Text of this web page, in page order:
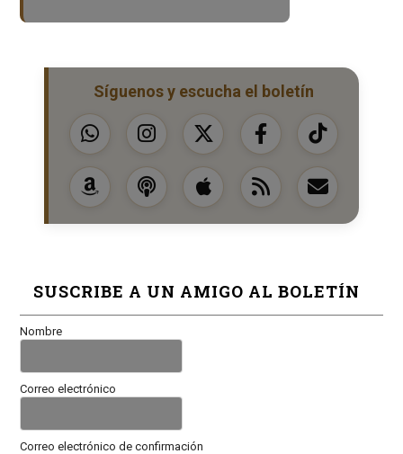
Síguenos y escucha el boletín
SUSCRIBE A UN AMIGO AL BOLETÍN
Nombre
Correo electrónico
Correo electrónico de confirmación